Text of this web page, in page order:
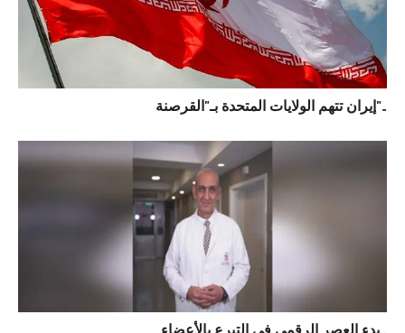
إيران تتهم الولايات المتحدة بـ"القرصنة"..
بدء العصر الرقمي في التبرع بالأعضاء..